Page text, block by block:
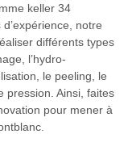
keller 34
notre
différents types
l’hydro-
le peeling, le
pression. Ainsi, faites
pour mener à